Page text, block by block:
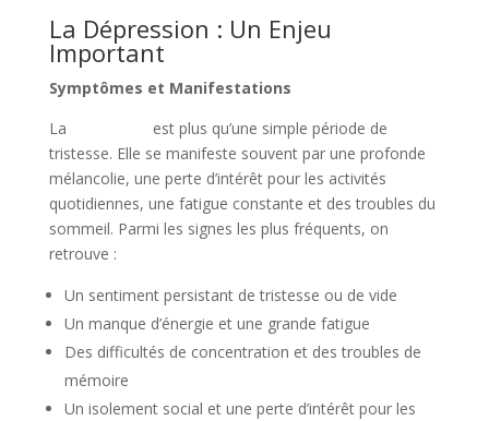
La Dépression : Un Enjeu
Important
Symptômes et Manifestations
La
est plus qu’une simple période de
tristesse. Elle se manifeste souvent par une profonde
mélancolie, une perte d’intérêt pour les activités
quotidiennes, une fatigue constante et des troubles du
sommeil. Parmi les signes les plus fréquents, on
retrouve :
Un sentiment persistant de tristesse ou de vide
Un manque d’énergie et une grande fatigue
Des difficultés de concentration et des troubles de
mémoire
Un isolement social et une perte d’intérêt pour les